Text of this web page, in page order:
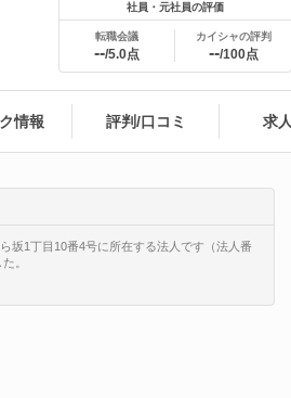
社員・元社員の評価
転職会議
--/5.0点
カイシャの評判
--/100点
情報 評判/口コミ 求
坂1丁目10番4号に所在する法人です（法人番
。